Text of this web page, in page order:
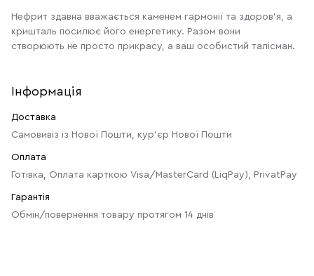
Нефрит здавна вважається каменем гармонії та здоров’я, а
кришталь посилює його енергетику. Разом вони
створюють не просто прикрасу, а ваш особистий талісман.
Інформація
Доставка
Самовивіз із Нової Пошти, кур'єр Нової Пошти
Оплата
Готівка, Оплата карткою Visa/MasterCard (LiqPay), PrivatPay
Гарантія
Обмін/повернення товару протягом 14 днів